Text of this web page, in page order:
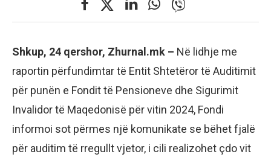
Shkup, 24 qershor, Zhurnal.mk – Në lidhje me
raportin përfundimtar të Entit Shtetëror të Auditimit
për punën e Fondit të Pensioneve dhe Sigurimit
Invalidor të Maqedonisë për vitin 2024, Fondi
informoi sot përmes një komunikate se bëhet fjalë
për auditim të rregullt vjetor, i cili realizohet çdo vit